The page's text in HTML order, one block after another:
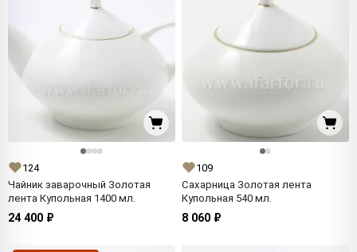
124
Чайник заварочный Золотая
лента Купольная 1400 мл.
24 400 ₽
109
Сахарница Золотая лента
Купольная 540 мл.
8 060 ₽